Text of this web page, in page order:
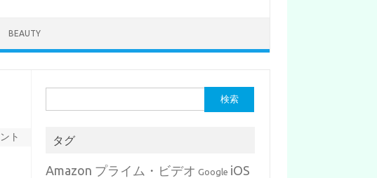
BEAUTY
ト
索:
タグ
Amazon プライム・ビデオ Google iOS